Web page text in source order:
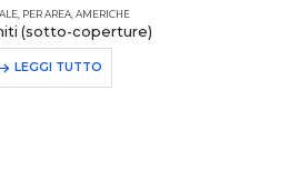
, PER AREA, AMERICHE
(sotto-coperture)
LEGGI TUTTO